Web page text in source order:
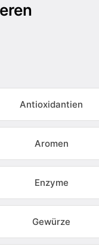
Antioxidantien
Aromen
Enzyme
Gewürze